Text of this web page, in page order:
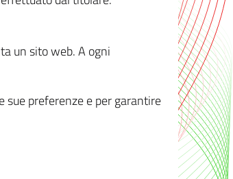
un sito web. A ogni
preferenze e per garantire